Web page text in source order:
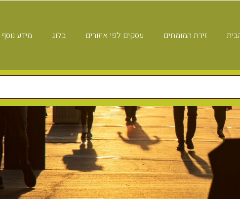
זירת המומחים עסקים לפי איזורים בלוג מידע נוסף